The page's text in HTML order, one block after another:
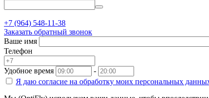
+7 (964) 548-11-38
Заказать обратный звонок
Ваше имя
Телефон
Удобное время
-
Я даю согласие на обработку моих персональных